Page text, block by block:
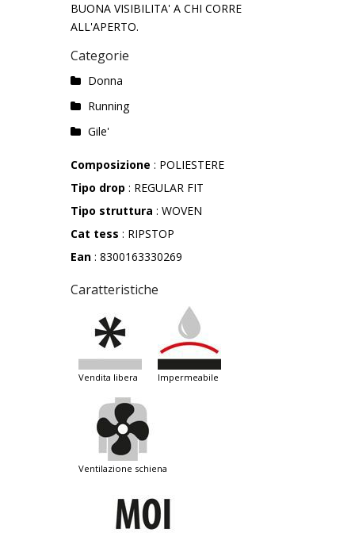
BUONA VISIBILITA' A CHI CORRE
ALL'APERTO.
Categorie
Donna
Running
Gile'
Composizione : POLIESTERE
Tipo drop : REGULAR FIT
Tipo struttura : WOVEN
Cat tess : RIPSTOP
Ean : 8300163330269
Caratteristiche
vendita libera impermeabile
ventilazione schiena